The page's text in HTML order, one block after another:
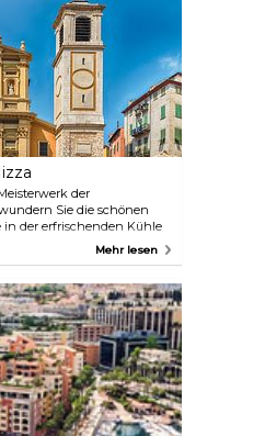
der
Sie die schönen
in der erfrischenden Kühle
gesehen sind dieMehr lesen